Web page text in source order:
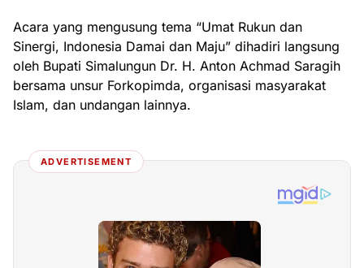
Acara yang mengusung tema “Umat Rukun dan
Sinergi, Indonesia Damai dan Maju” dihadiri langsung
oleh Bupati Simalungun Dr. H. Anton Achmad Saragih
bersama unsur Forkopimda, organisasi masyarakat
Islam, dan undangan lainnya.
ADVERTISEMENT